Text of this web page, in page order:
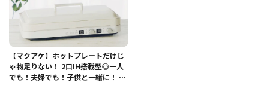
【マクアケ】ホットプレートだけじ
ゃ物足りない！ 2口IH搭載型◎一人
でも！夫婦でも！子供と一緒に！ 新